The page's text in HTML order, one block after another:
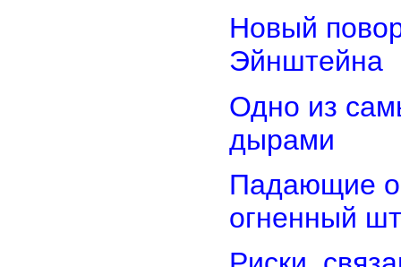
Новый
Эйнштейна
Одно из
дырами
Падающие
огненный